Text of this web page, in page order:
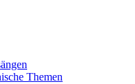
Themen